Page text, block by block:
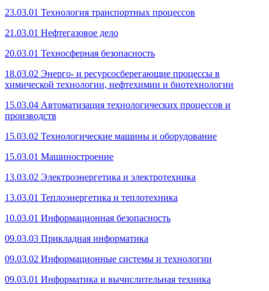
23.03.01 Технология транспортных процессов
21.03.01 Нефтегазовое дело
20.03.01 Техносферная безопасность
18.03.02 Энерго- и ресурсосберегающие процессы в
химической технологии, нефтехимии и биотехнологии
15.03.04 Автоматизация технологических процессов и
производств
15.03.02 Технологические машины и оборудование
15.03.01 Машиностроение
13.03.02 Электроэнергетика и электротехника
13.03.01 Теплоэнергетика и теплотехника
10.03.01 Информационная безопасность
09.03.03 Прикладная информатика
09.03.02 Информационные системы и технологии
09.03.01 Информатика и вычислительная техника